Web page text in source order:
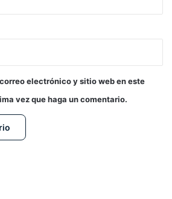
electrónico y sitio web en este
vez que haga un comentario.